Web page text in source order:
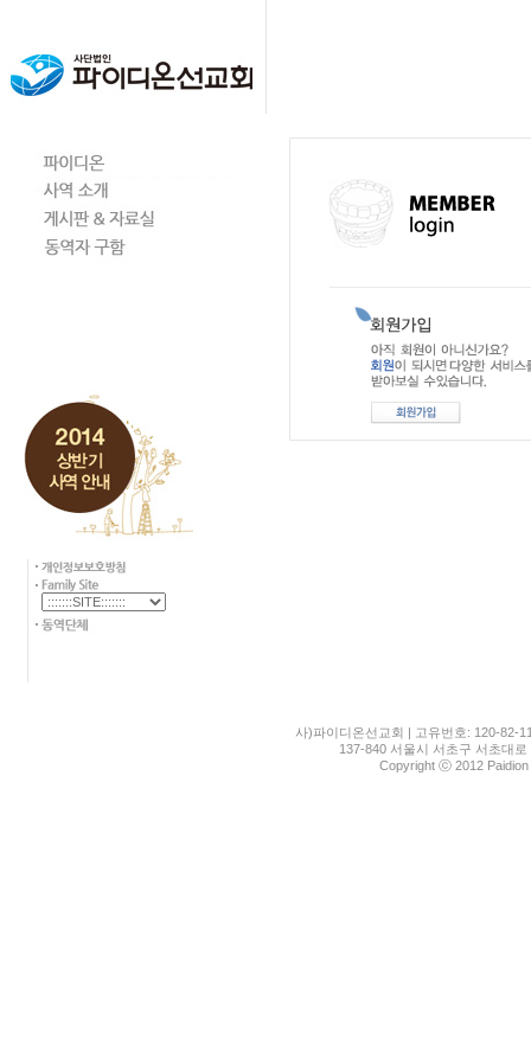
사)파이디온선교회 | 고유번호: 120-82-
137-840 서울시 서초구 서초대
Copyright ⓒ 2012